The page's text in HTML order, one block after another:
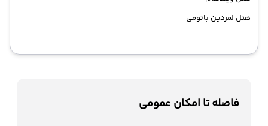
هتل لمردین باتومی
فاصله تا امکان عمومی